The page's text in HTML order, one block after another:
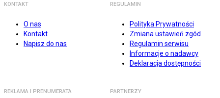
KONTAKT
O nas
Kontakt
Napisz do nas
REGULAMIN
Polityka Prywatności
Zmiana ustawień zgód
Regulamin serwisu
Informacje o nadawcy
Deklaracja dostępności
REKLAMA I PRENUMERATA PARTNERZY